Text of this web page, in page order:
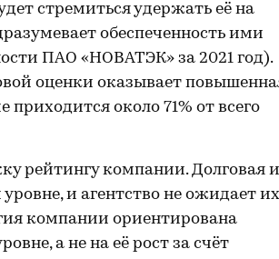
стремиться удержать её на
обеспеченность ими
ПАО «НОВАТЭК» за 2021 год).
оценки оказывает
около 71% от всего
рейтингу компании. Долговая и
и агентство не ожидает их
компании ориентирована
а не на её рост за счёт